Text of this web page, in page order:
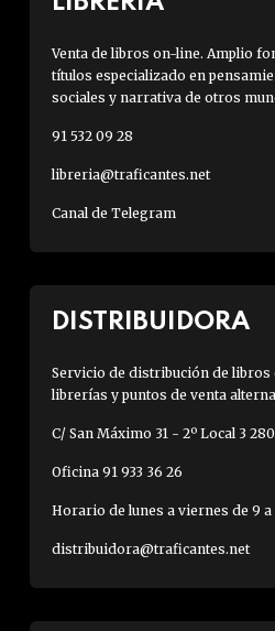
Venta de libros on-line. Amplio
títulos especializado en
sociales y narrativa de otros
91 532 09 28
libreria@traficantes.net
Canal de Telegram
DISTRIBUIDORA
Servicio de distribución de libros
librerías y puntos de venta
C/ San Máximo 31 - 2º Local 3
Oficina 91 933 36 26
Horario de lunes a viernes de 9 a
distribuidora@traficantes.net